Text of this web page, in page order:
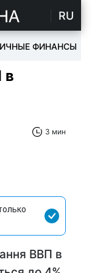
RU
ФИНАНСЫ
в
3 мин
ВВП в